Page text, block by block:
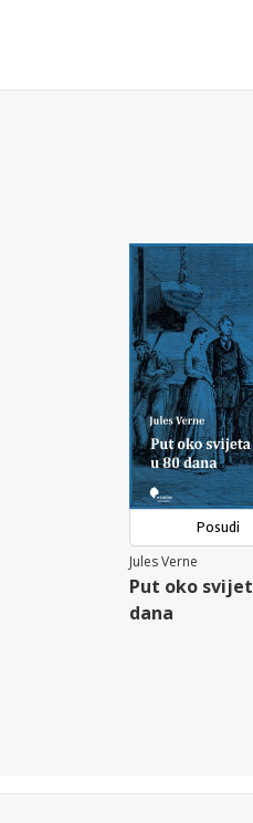
Posudi
Jules Verne
Put oko
dana